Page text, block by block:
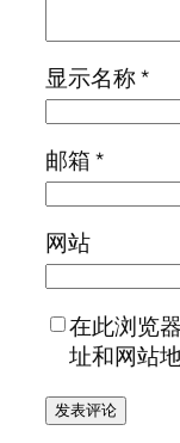
显示名称*
邮箱*
网站
在此浏览
址和网站